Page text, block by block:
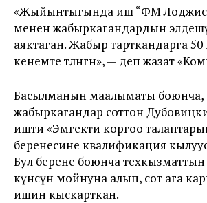
«Жыйынтыгында иш “ФМ
менен жабыркагандардын
аяктаган. Жабыр тарткандарга
кенемте төлөнгөн», — деп жазат
Басылманын маалыматы боюнча,
жабыркагандар соттон
ишти «Эмгекти коргоо
беренесине квалификация
Бул берене боюнча
күнөөсүн мойнуна алып, сот ага
ишин кыскарткан.